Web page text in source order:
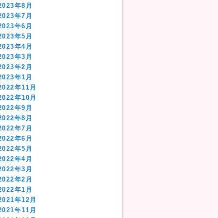
年8月
年7月
年6月
年5月
年4月
年3月
年2月
年1月
年11月
年10月
年9月
年8月
年7月
年6月
年5月
年4月
年3月
年2月
年1月
年12月
年11月